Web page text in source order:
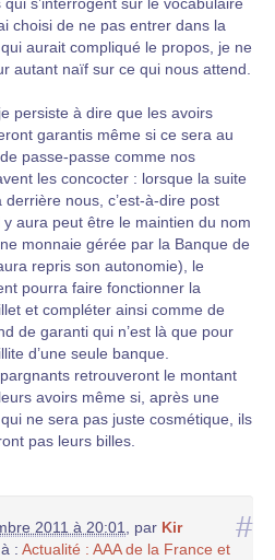
des entreprises, il en existe de
avec des fonds propres bien
pérennité, il suffit d’étudier leurs
publient régulièrement. Si elles
aujourd’hui en bourse, c’est
très simple : l’Euro est
donc des FAUX PRIX.
devenus prudents ne sont
ce prix-là.
choisi de ne pas entrer dans la
aurait compliqué le propos, je ne
autant naïf sur ce qui nous attend.
persiste à dire que les avoirs
garantis même si ce sera au
passe-passe comme nos
les concocter : lorsque la suite
derrière nous, c’est-à-dire post
aura peut être le maintien du nom
monnaie gérée par la Banque de
repris son autonomie), le
pourra faire fonctionner la
et compléter ainsi comme de
de garanti qui n’est là que pour
d’une seule banque.
retrouveront le montant
avoirs même si, après une
ne sera pas juste cosmétique, ils
pas leurs billes.
#
2011 à 20:01 par Kir
: Actualité : AAA de la France et